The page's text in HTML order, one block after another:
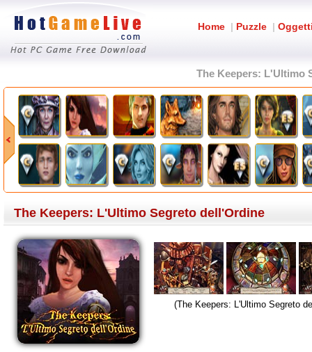
Home | Puzzle |
The Keepers: L'Ultimo
The Keepers: L'Ultimo Segreto dell'Ordine
(The Keepers: L'Ultimo Segreto